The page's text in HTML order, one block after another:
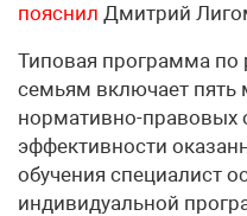
пояснил Дмитрий
Типовая программа
семьям включает пять
нормативно-правовых
эффективности
обучения специалист
индивидуальной